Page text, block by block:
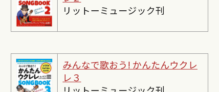
リットーミュージック刊
みんなで歌おう! かんたんウクレ
レ３